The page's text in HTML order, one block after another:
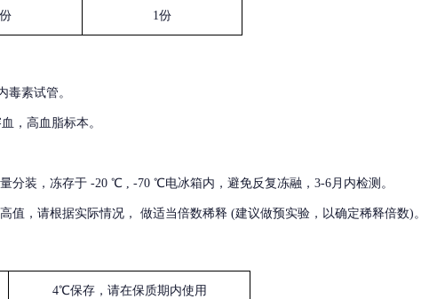
1份
毒素试管。
，高血脂标本。
分装，冻存于 -20 ℃ , -70 ℃电冰箱内，避免反复冻融，3-6月内检测。
值，请根据实际情况， 做适当倍数稀释 (建议做预实验，以确定稀释倍数)。
4℃保存，请在保质期内使用